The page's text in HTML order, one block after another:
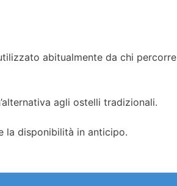
abitualmente da chi percorre
agli ostelli tradizionali.
la disponibilità in anticipo.